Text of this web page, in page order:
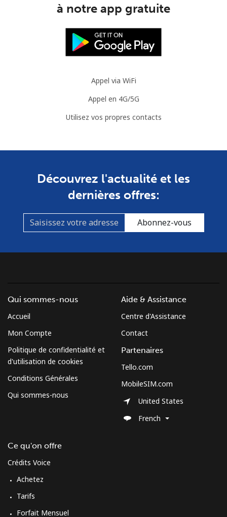
à notre app gratuite
Appel via WiFi
Appel en 4G/5G
Utilisez vos propres contacts
Découvrez l'actualité et les
dernières offres:
Abonnez-vous
Qui sommes-nous
Accueil
Mon Compte
Politique de confidentialité et
d'utilisation de cookies
Conditions Générales
Qui sommes-nous
Ce qu'on offre
Crédits Voice
Achetez
Tarifs
Forfait Mensuel
Aide & Assistance
Centre d'Assistance
Contact
Partenaires
Tello.com
MobileSIM.com
United States
French